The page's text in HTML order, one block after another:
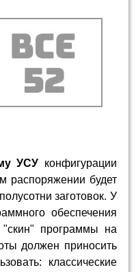
УСУ конфигурации
распоряжении будет
заготовок. У
обеспечения
"скин" программы на
должен приносить
классические